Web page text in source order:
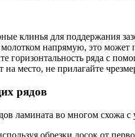
клинья для поддержания
напрямую, это может
горизонтальность ряда с
на место, не прилагайте
рядов
ламината во многом схожа с
обрезки досок от